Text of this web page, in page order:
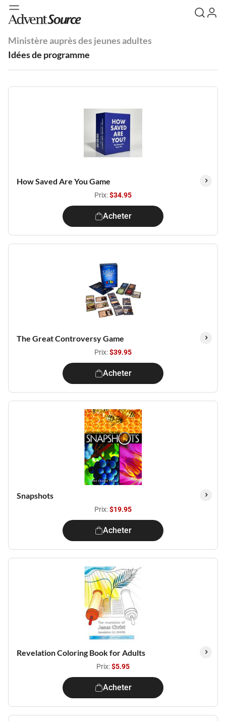
Ministère auprès des jeunes adultes
Idées de programme
How Saved Are You Game
Prix:$34.95
Acheter
The Great Controversy Game
Prix:$39.95
Acheter
Snapshots
Prix:$19.95
Acheter
Revelation Coloring Book for Adults
Prix:$5.95
Acheter